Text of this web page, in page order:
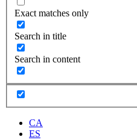
Exact matches only
Search in title
Search in content
CA
ES